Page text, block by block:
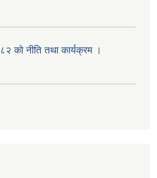
को नीति तथा कार्यक्रम ।